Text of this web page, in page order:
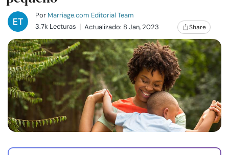
Casarse
Relaciones
Familia
Ayuda
Cursos
Por Marriage.com Editorial Team
3.7k Lecturas
Actualizado: 8 Jan, 2023 Share